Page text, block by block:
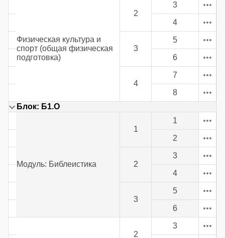
Физическая культура и
спорт (общая физическая
подготовка)
2
3
4
3
5
6
4
7
8
Блок: Б1.О
Модуль: Библеистика
1
1
2
2
3
4
3
5
6
2
3